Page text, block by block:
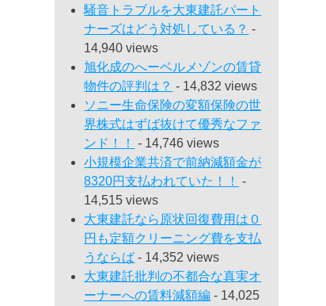
騒音トラブルを大東建託パート
ナーズはどう対処している？ -
14,940 views
旭化成のへーベルメゾンの賃貸
物件の評判は？ - 14,832 views
ソニー生命保険の変額保険の世
界株式はずば抜けて優秀なファ
ンド！！
- 14,746 views
小規模企業共済で前納減額金が
8320円支払われていた！！
-
14,515 views
大東建託なら原状回復費用は０
円も定額クリーニング費を支払
うならば - 14,352 views
大東建託批判の不都合な真実オ
ーナーへの賃料減額編 - 14,025